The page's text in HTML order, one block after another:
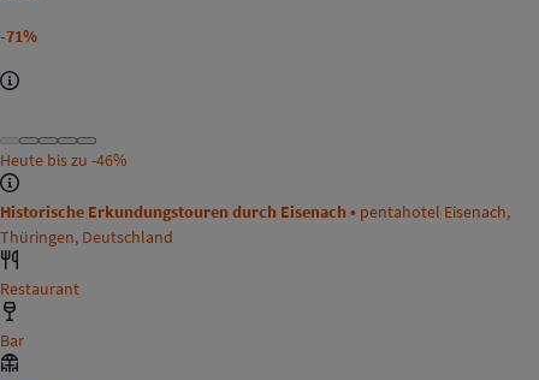
-71%
Heute bis zu -46%
Historische Erkundungstouren durch Eisenach • pentahotel Eisenach,
Thüringen, Deutschland
Restaurant
Bar